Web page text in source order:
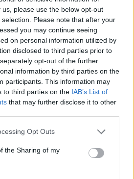
please use the below opt-out
Please note that after your
you may continue seeing
on personal information utilized by
disclosed to third parties prior to
opt-out of the further
information by third parties on the
participants. This information may
to third parties on the IAB’s List of
that may further disclose it to other
Opt Outs
the Sharing of my